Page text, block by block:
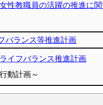
性教職員の活躍の推進に関
バランス等推進計画
イフバランス推進計画
動計画～